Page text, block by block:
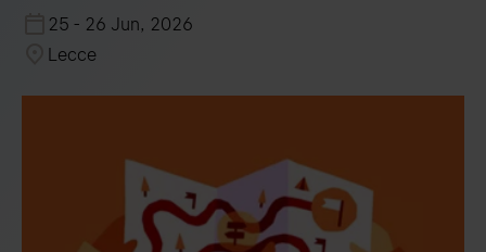
25 - 26 Jun, 2026
Lecce